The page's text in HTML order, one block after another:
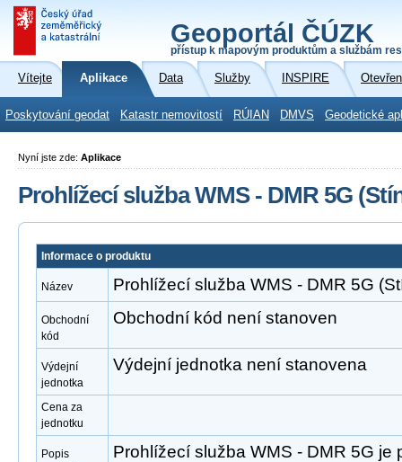
Geoportál ČÚZK
přístup k mapovým produktům a službám
Vítejte Aplikace Data Služby INSPIRE
Poskytování geodat Katastr nemovitostí RÚIAN DMVS Geodetické
Nyní jste zde: Aplikace
Prohlížecí služba WMS - DMR 5G
Informace o produktu
Název Prohlížecí služba WMS - DMR 5G
Obchodní
kód
Obchodní kód není stanoven
Výdejní
jednotka
Výdejní jednotka není stanovena
Cena za
jednotku
Popis
Prohlížecí služba WMS - DMR 5G je